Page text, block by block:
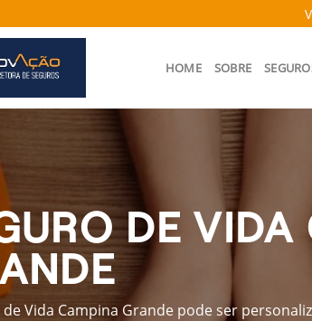
HOME SOBRE
DE
de Vida Campina Grande pode ser